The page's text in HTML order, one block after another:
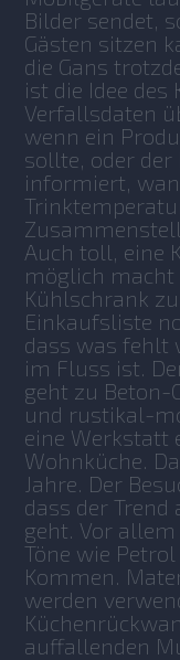
Bilder sendet,
Gästen sitzen
die Gans
ist die Idee des
Verfallsdaten
wenn ein
sollte, oder
informiert,
Auch toll, eine
möglich macht
Kühlschrank
Einkaufsliste
dass was fehlt
im Fluss ist.
geht zu Beton-
und rustikal-
eine Werkstatt
Wohnküche.
Jahre. Der
dass der
geht. Vor
Töne wie
Kommen.
werden
auffallenden